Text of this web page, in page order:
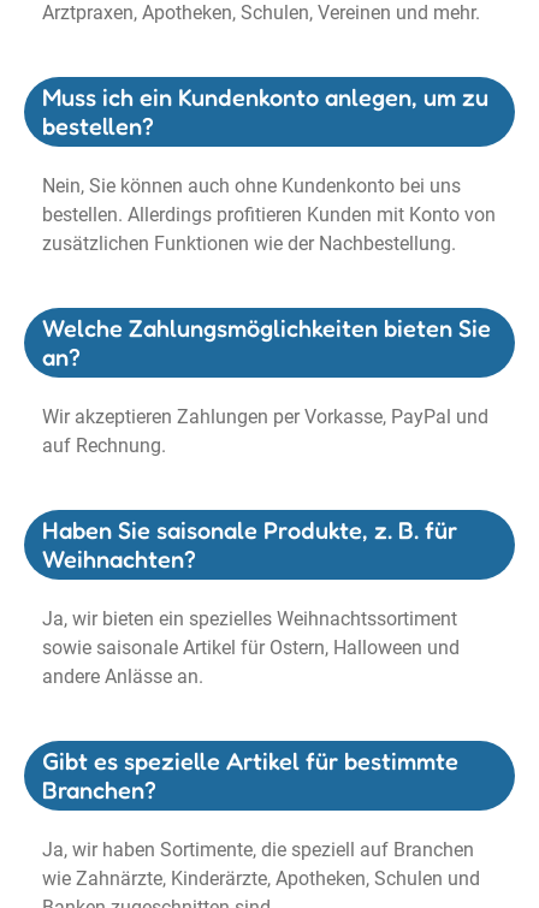
Arztpraxen, Apotheken, Schulen, Vereinen und mehr.
Muss ich ein Kundenkonto anlegen, um zu
bestellen?
Nein, Sie können auch ohne Kundenkonto bei uns
bestellen. Allerdings profitieren Kunden mit Konto von
zusätzlichen Funktionen wie der Nachbestellung.
Welche Zahlungsmöglichkeiten bieten Sie
an?
Wir akzeptieren Zahlungen per Vorkasse, PayPal und
auf Rechnung.
Haben Sie saisonale Produkte, z. B. für
Weihnachten?
Ja, wir bieten ein spezielles Weihnachtssortiment
sowie saisonale Artikel für Ostern, Halloween und
andere Anlässe an.
Gibt es spezielle Artikel für bestimmte
Branchen?
Ja, wir haben Sortimente, die speziell auf Branchen
wie Zahnärzte, Kinderärzte, Apotheken, Schulen und